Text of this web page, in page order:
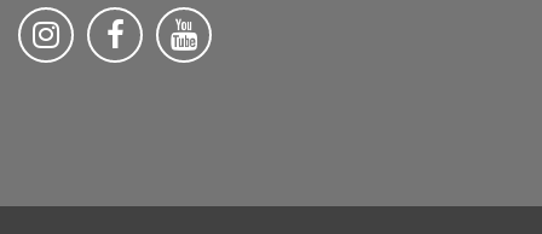
Folge uns auf Instragram
Folge uns auf Facebook
Folge uns auf YouTube